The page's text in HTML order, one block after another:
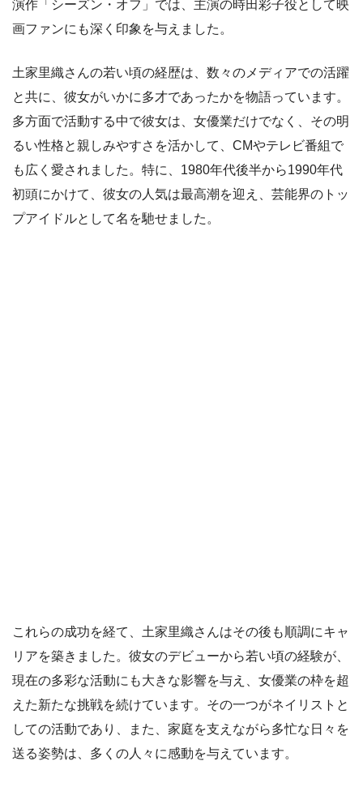
演作「シーズン・オフ」では、主演の時田彩子役として映
画ファンにも深く印象を与えました。
土家里織さんの若い頃の経歴は、数々のメディアでの活躍
と共に、彼女がいかに多才であったかを物語っています。
多方面で活動する中で彼女は、女優業だけでなく、その明
るい性格と親しみやすさを活かして、CMやテレビ番組で
も広く愛されました。特に、1980年代後半から1990年代
初頭にかけて、彼女の人気は最高潮を迎え、芸能界のトッ
プアイドルとして名を馳せました。
これらの成功を経て、土家里織さんはその後も順調にキャ
リアを築きました。彼女のデビューから若い頃の経験が、
現在の多彩な活動にも大きな影響を与え、女優業の枠を超
えた新たな挑戦を続けています。その一つがネイリストと
しての活動であり、また、家庭を支えながら多忙な日々を
送る姿勢は、多くの人々に感動を与えています。